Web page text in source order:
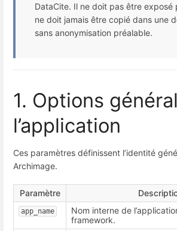
DataCite. Il ne doit pas être exposé
ne doit jamais être copié dans une
sans anonymisation préalable.
1. Options
l’application
Ces paramètres définissent l’identité
Archimage.
Paramètre
app_name
Nom interne de
framework.